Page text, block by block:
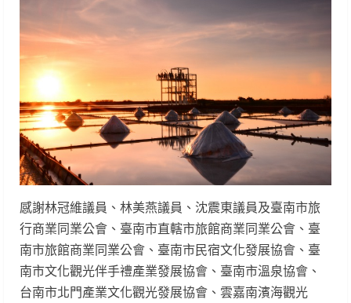
感謝林冠維議員、林美燕議員、沈震東議員及臺南市旅
行商業同業公會、臺南市直轄市旅館商業同業公會、臺
南市旅館商業同業公會、臺南市民宿文化發展協會、臺
南市文化觀光伴手禮產業發展協會、臺南市溫泉協會、
台南市北門產業文化觀光發展協會、雲嘉南濱海觀光